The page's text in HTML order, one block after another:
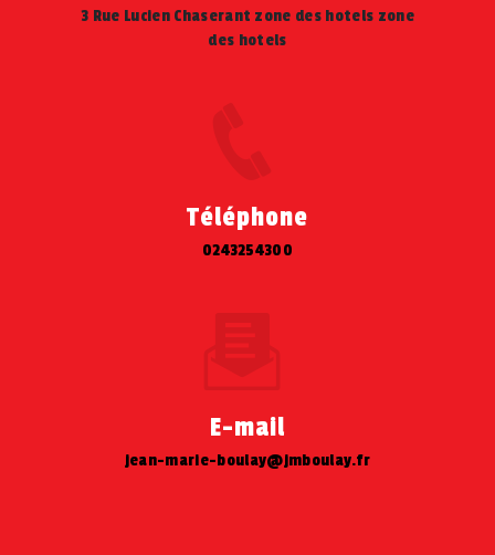
3 Rue Lucien Chaserant zone des hotels zone
des hotels
Téléphone
0243254300
E-mail
jean-marie-boulay@jmboulay.fr